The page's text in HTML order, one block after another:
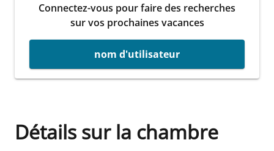
Connectez-vous pour faire des recherches
sur vos prochaines vacances
nom d'utilisateur
Détails sur la chambre